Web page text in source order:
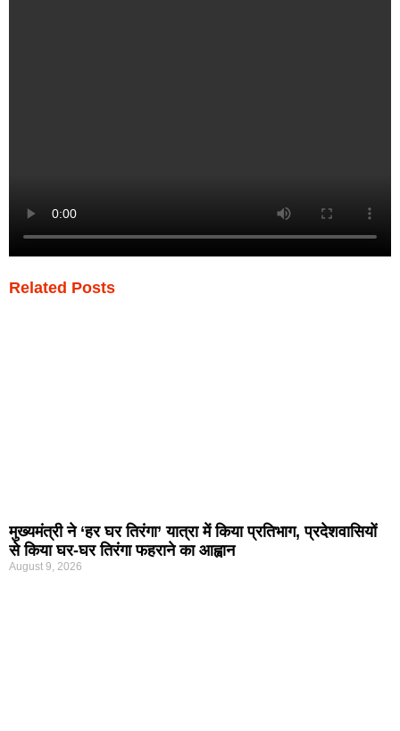
Related Posts
मुख्यमंत्री ने ‘हर घर तिरंगा’ यात्रा में किया प्रतिभाग, प्रदेशवासियों
से किया घर-घर तिरंगा फहराने का आह्वान
August 9, 2026